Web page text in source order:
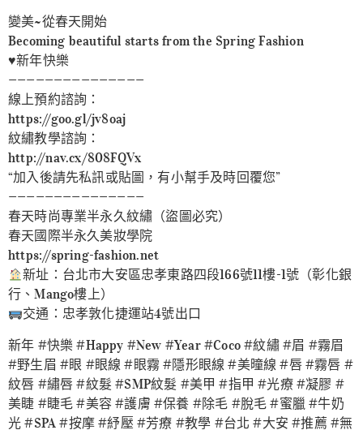
變美~從春天開始
Becoming beautiful starts from the Spring Fashion
♥️新年快樂
———————————————
線上預約諮詢：
https://goo.gl/jv8oaj
紋繡教學諮詢：
http://nav.cx/808FQVx
“加入後請先私訊或貼圖，有小幫手及時回覆您”
———————————————
春天時尚專業半永久紋繡（盜圖必究）
春天國際半永久美妝學院
https://spring-fashion.net
新址：台北市大安區忠孝東路四段166號11樓-1號（彰化銀
行、Mango樓上）
交通：忠孝敦化捷運站4號出口
新年 #快樂 #Happy #New #Year #Coco #紋繡 #眉 #霧眉
#野生眉 #眼 #眼線 #眼霧 #隱形眼線 #美曈線 #唇 #霧唇 #
紋唇 #繡唇 #紋髮 #SMP紋髮 #美甲 #指甲 #光療 #凝膠 #
美睫 #睫毛 #美容 #護膚 #保養 #除毛 #脫毛 #蜜臘 #牛奶
光 #SPA #按摩 #紓壓 #芳療 #教學 #台北 #大安 #推薦 #無